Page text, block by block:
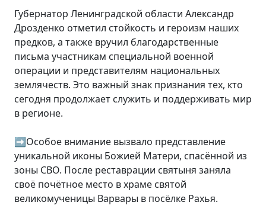
Губернатор Ленинградской области Александр
Дрозденко отметил стойкость и героизм наших
предков, а также вручил благодарственные
письма участникам специальной военной
операции и представителям национальных
землячеств. Это важный знак признания тех, кто
сегодня продолжает служить и поддерживать мир
в регионе.
➡️Особое внимание вызвало представление
уникальной иконы Божией Матери, спасённой из
зоны СВО. После реставрации святыня заняла
своё почётное место в храме святой
великомученицы Варвары в посёлке Рахья.